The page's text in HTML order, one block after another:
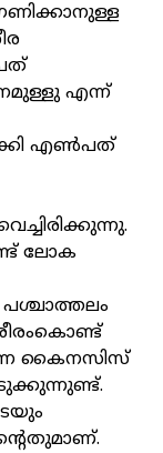
എന്ന്
എണ്‍പത്
ലോക
കൈനസിസ്